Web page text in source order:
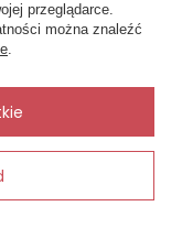
do koszyka
×
zakupowy
szukasz — pokażę
przeglądarce.
można znaleźć
.